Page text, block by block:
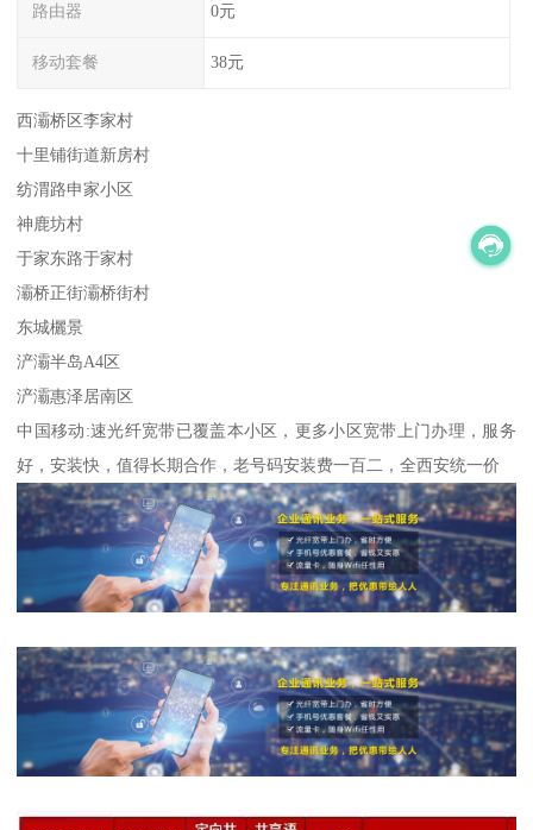
路由器 0元
移动套餐 38元
西灞桥区李家村
十里铺街道新房村
纺渭路申家小区
神鹿坊村
于家东路于家村
灞桥正街灞桥街村
东城欐景
浐灞半岛A4区
浐灞惠泽居南区
中国移动:速光纤宽带已覆盖本小区，更多小区宽带上门办理，服务
好，安装快，值得长期合作，老号码安装费一百二，全西安统一价